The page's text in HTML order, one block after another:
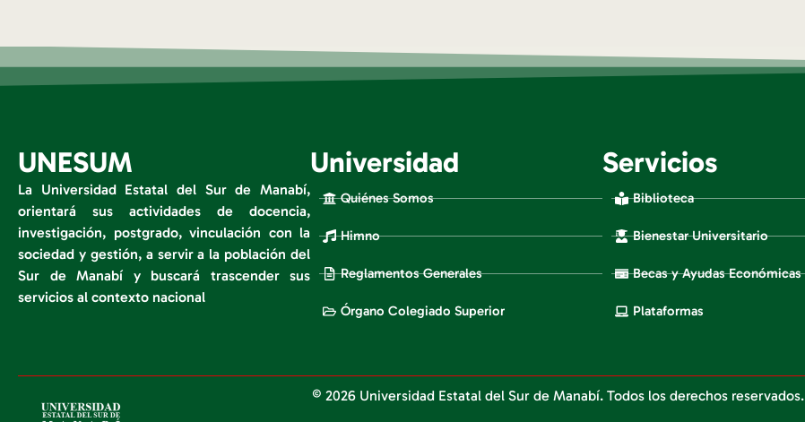
UNESUM
La Universidad Estatal del Sur de Manabí,
orientará sus actividades de docencia,
investigación, postgrado, vinculación con la
sociedad y gestión, a servir a la población del
Sur de Manabí y buscará trascender sus
servicios al contexto nacional
Universidad
Quiénes Somos
Himno
Reglamentos Generales
Órgano Colegiado Superior
Servicios
Biblioteca
Bienestar Universitario
Becas y Ayudas Económicas
Plataformas
© 2026 Universidad Estatal del Sur de Manabí. Todos los derechos reservados.